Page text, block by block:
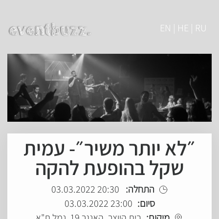
EN | HE | RU
״לא יותר משיר״- עמית
שקל בהופעת להקה
התחלה: 20:30 03.03.2022
סיום: 23:00 03.03.2022